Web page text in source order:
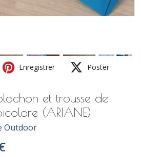
Enregistrer Poster
et trousse de
(ARIANE)
Outdoor